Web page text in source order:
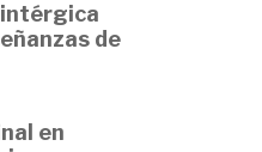
de
en